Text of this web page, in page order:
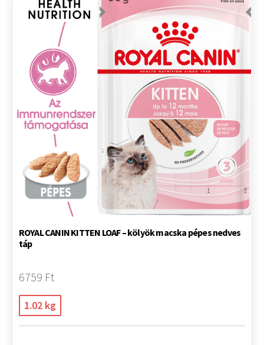
ROYAL CANIN KITTEN LOAF – kölyök macska pépes nedves
táp
6759 Ft
1.02 kg